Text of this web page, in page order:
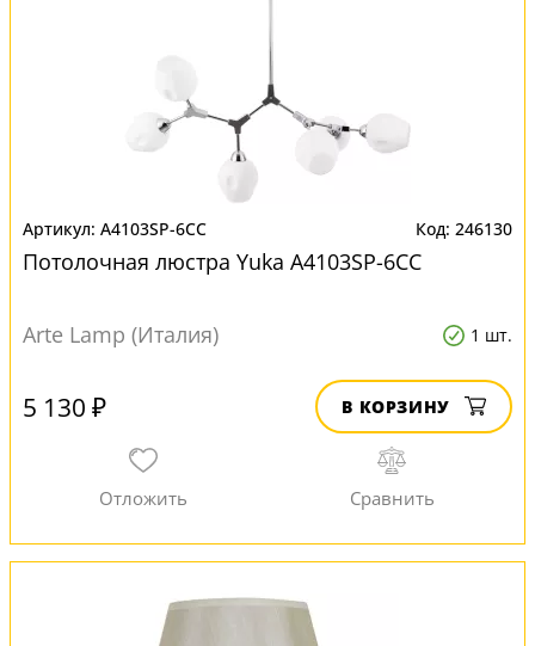
A4103SP-6CC 246130
Потолочная люстра Yuka A4103SP-6CC
Arte Lamp (Италия) 1 шт.
5 130 ₽ В КОРЗИНУ